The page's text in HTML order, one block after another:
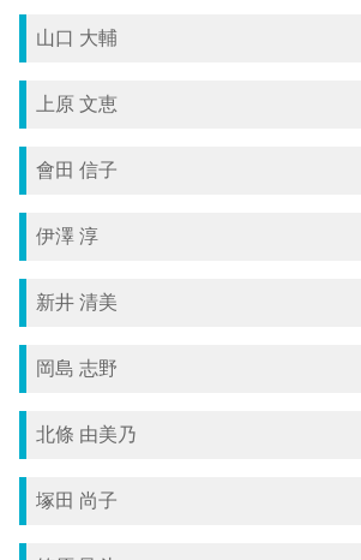
山口 大輔
上原 文恵
會田 信子
伊澤 淳
新井 清美
岡島 志野
北條 由美乃
塚田 尚子